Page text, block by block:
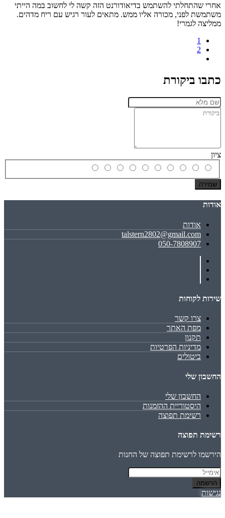
אחרי שהתחלתי להשתמש בדיאודורנט הזה קשה לי לחשוב במה הייתי
משתמשת לפני, מכורה אליו ממש. מתאים לעור רגיש עם ריח מדהים.
ממליצה לגמרי!
1
2
כתבו ביקורת
ציון
שמירה
אודות
אודות
talstern2802@gmail.com
050-7808907
שירות לקוחות
צרו קשר
מפת האתר
תקנון
מדיניות הפרטיות
ביטולים
החשבון שלי
החשבון שלי
היסטוריית ההזמנות
רשימת תפוצה
רשימת תפוצה
הירשמו לרשימת תפוצה של החנות
הרשמה
נגישות